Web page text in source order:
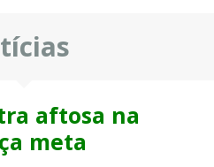
aftosa na
meta